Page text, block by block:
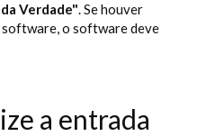
Verdade". Se houver
o software deve
a entrada